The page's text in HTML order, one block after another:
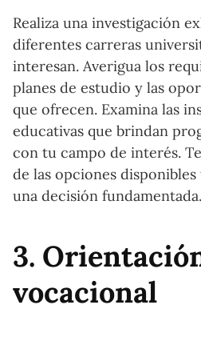
Realiza una investigación
diferentes carreras
interesan. Averigua los
planes de estudio y las
que ofrecen. Examina las
educativas que brindan
con tu campo de interés.
de las opciones
una decisión fundamentada.
3.
vocacional